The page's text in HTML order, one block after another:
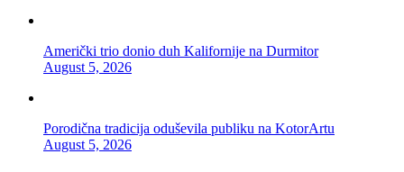
Američki trio donio duh Kalifornije na Durmitor
August 5, 2026
Porodična tradicija oduševila publiku na KotorArtu
August 5, 2026